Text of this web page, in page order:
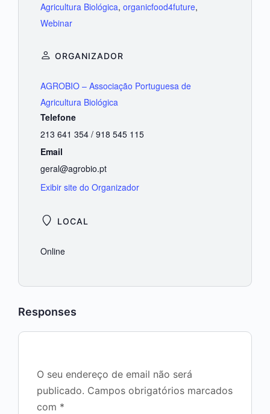
Agricultura Biológica, organicfood4future,
Webinar
LOCAL
Online
ORGANIZADOR
AGROBIO – Associação Portuguesa de
Agricultura Biológica
Telefone
213 641 354 / 918 545 115
Email
geral@agrobio.pt
Exibir site do Organizador
Responses
O seu endereço de email não será
publicado. Campos obrigatórios marcados
com *